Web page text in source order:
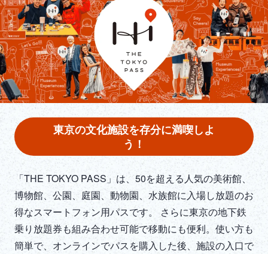
中文(繁體/正體)
한글
ภาษาไทย
DEUTSCH
ITALIANO
ESPAÑOL
FRANÇAIS
Email
Copy URL
東京の文化施設を存分に満喫しよ
う！
「THE TOKYO PASS」は、50を超える人気の美術館、
博物館、公園、庭園、動物園、水族館に入場し放題のお
得なスマートフォン用パスです。 さらに東京の地下鉄
乗り放題券も組み合わせ可能で移動にも便利。使い方も
簡単で、オンラインでパスを購入した後、施設の入口で